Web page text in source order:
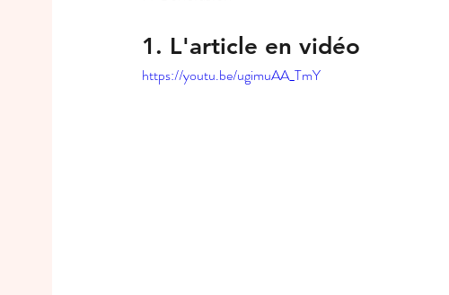
1. L'article en vidéo
https://youtu.be/ugimuAA_TmY